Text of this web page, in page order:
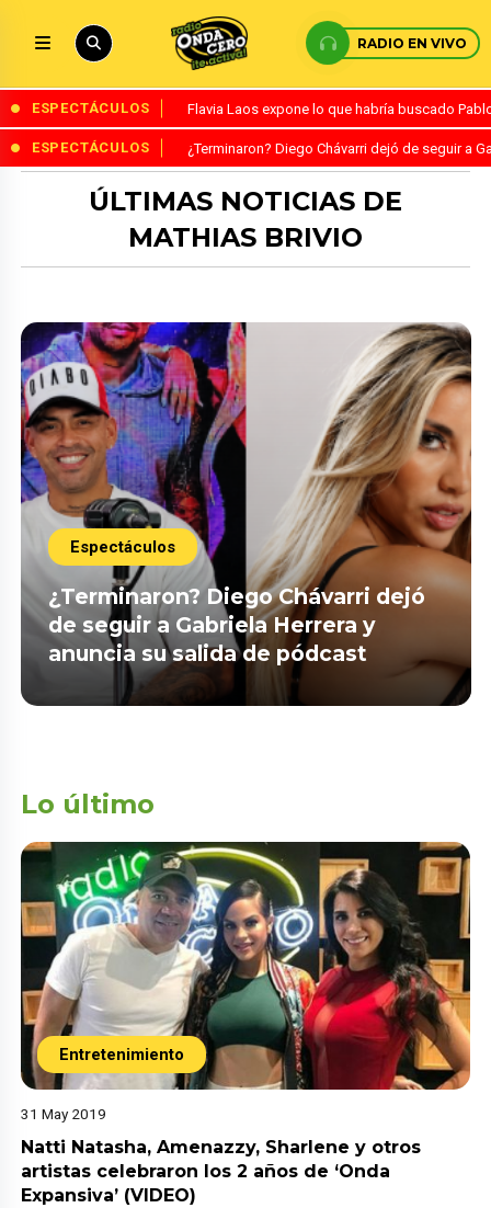
RADIO EN VIVO
ESPECTÁCULOS Flavia Laos expone lo que habría buscado
ESPECTÁCULOS ¿Terminaron? Diego Chávarri dejó de seguir a
ÚLTIMAS NOTICIAS DE
MATHIAS BRIVIO
Espectáculos
¿Terminaron? Diego Chávarri dejó
de seguir a Gabriela Herrera y
anuncia su salida de pódcast
Lo último
Entretenimiento
31 May 2019
Natti Natasha, Amenazzy, Sharlene y otros
artistas celebraron los 2 años de ‘Onda
Expansiva’ (VIDEO)